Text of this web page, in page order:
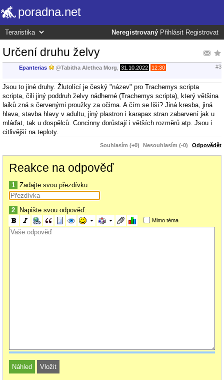
poradna.net
Neregistrovaný Přihlásit Registrovat
Určení druhu želvy
Epanterias @Tabitha Alethea Morg 31.10.2022 12:30 #3
Jsou to jiné druhy. Žlutolící je český "název" pro Trachemys scripta
scripta, čili jiný poddruh želvy nádherné (Trachemys scripta), který většina
laiků zná s červenými proužky za očima. A čím se liší? Jiná kresba, jiná
hlava, stavba hlavy v adultu, jiný plastron i karapax stran zabarvení jak u
mláďat, tak u dospělců. Concinny dorůstají i větších rozměrů atp. Jsou i
citlivější na teploty.
Souhlasím (+0) Nesouhlasím (-0) Odpovědět
Reakce na odpověď
1 Zadajte svou přezdívku:
2 Napište svou odpověď:
Mimo téma